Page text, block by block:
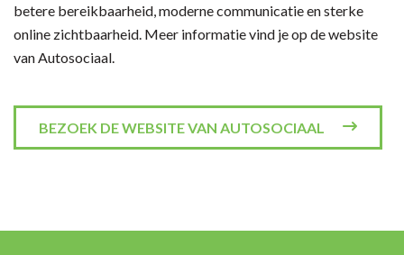
betere bereikbaarheid, moderne communicatie en sterke
online zichtbaarheid. Meer informatie vind je op de website
van Autosociaal.
BEZOEK DE WEBSITE VAN AUTOSOCIAAL